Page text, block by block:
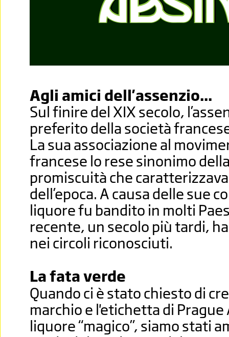
Agli amici dell'assenzio...
Sul finire del XIX secolo,
preferito della società
La sua associazione al
francese lo rese sinonimo
promiscuità che
dell’epoca. A causa delle sue
liquore fu bandito in molti
recente, un secolo più tardi,
nei circoli riconosciuti.
La fata verde
Quando ci è stato chiesto di
marchio e l'etichetta di
liquore “magico”, siamo stati